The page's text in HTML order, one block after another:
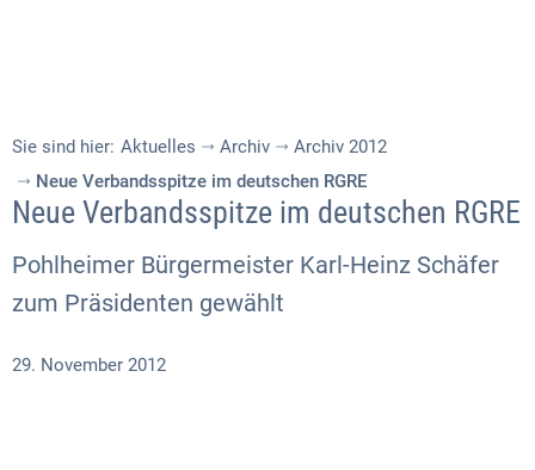
Sie sind hier: Aktuelles Archiv
Archiv 2012
Neue Verbandsspitze im deutschen RGRE
Neue Verbandsspitze im deutschen RGRE
Pohlheimer Bürgermeister Karl-Heinz Schäfer
zum Präsidenten gewählt
29. November 2012